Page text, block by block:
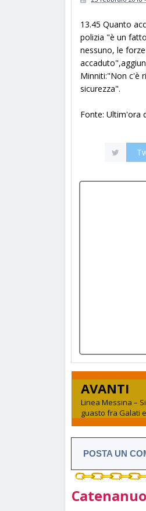
13.45 Quanto
polizia "è un
nessuno, le
Minniti:"Non c'è
sicurezza".
Fonte: Ultim'ora
AVANTI
Linea Messina –
guasto fra Galati
POSTA UN